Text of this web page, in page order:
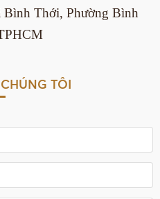
Bình Thới, Phường Bình
TÔI